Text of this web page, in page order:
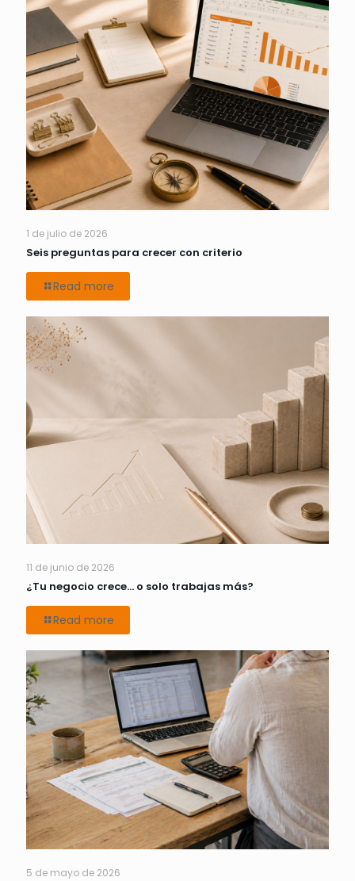
1 de julio de 2026
Seis preguntas para crecer con criterio
Read more
11 de junio de 2026
¿Tu negocio crece… o solo trabajas más?
Read more
5 de mayo de 2026